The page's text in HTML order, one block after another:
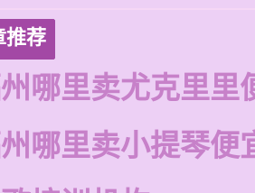
推荐
哪里卖尤克里里
哪里卖小提琴便